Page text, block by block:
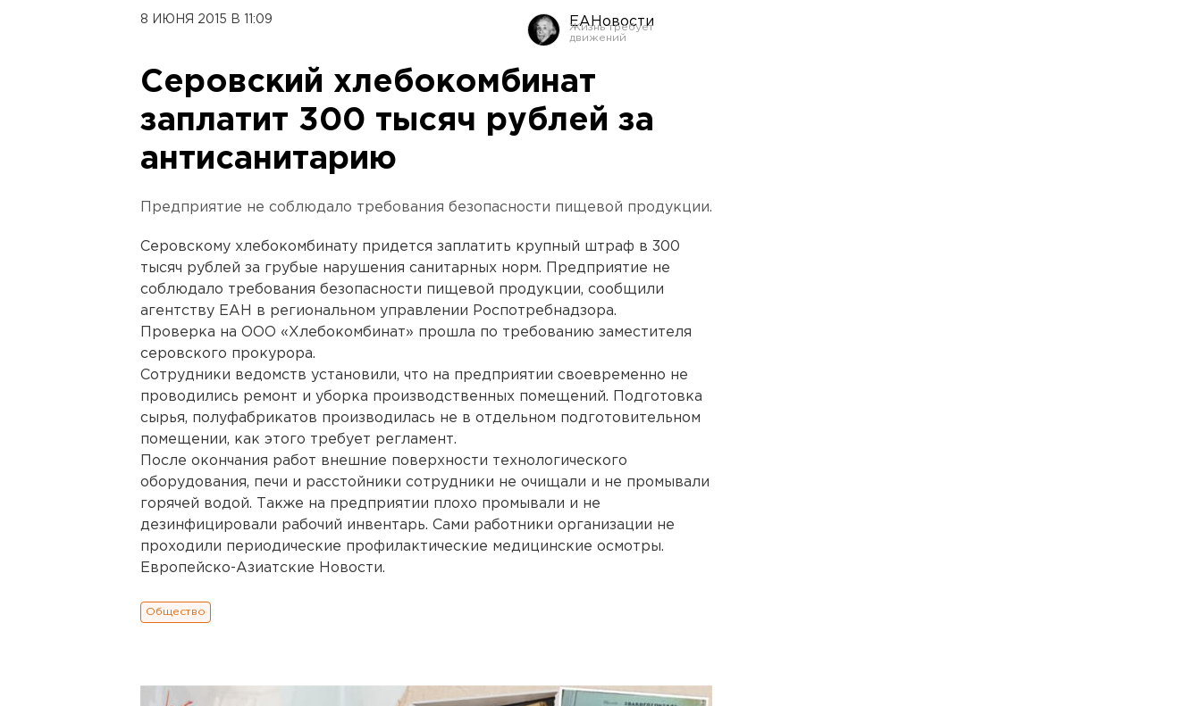
8 ИЮНЯ 2015 В 11:09 ЕАНовости
Серовский хлебокомбинат
заплатит 300 тысяч рублей за
антисанитарию
Предприятие не соблюдало требования безопасности пищевой продукции.
Серовскому хлебокомбинату придется заплатить крупный штраф в 300
тысяч рублей за грубые нарушения санитарных норм. Предприятие не
соблюдало требования безопасности пищевой продукции, сообщили
агентству ЕАН в региональном управлении Роспотребнадзора.
Проверка на ООО «Хлебокомбинат» прошла по требованию заместителя
серовского прокурора.
Сотрудники ведомств установили, что на предприятии своевременно не
проводились ремонт и уборка производственных помещений. Подготовка
сырья, полуфабрикатов производилась не в отдельном подготовительном
помещении, как этого требует регламент.
После окончания работ внешние поверхности технологического
оборудования, печи и расстойники сотрудники не очищали и не промывали
горячей водой. Также на предприятии плохо промывали и не
дезинфицировали рабочий инвентарь. Сами работники организации не
проходили периодические профилактические медицинские осмотры.
Европейско-Азиатские Новости.
Общество